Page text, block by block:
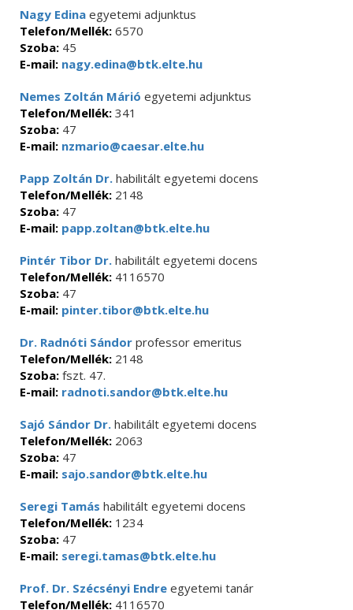
Nagy Edina egyetemi adjunktus
Telefon/Mellék: 6570
Szoba: 45
E-mail: nagy.edina@btk.elte.hu
Nemes Zoltán Márió egyetemi adjunktus
Telefon/Mellék: 341
Szoba: 47
E-mail: nzmario@caesar.elte.hu
Papp Zoltán Dr. habilitált egyetemi docens
Telefon/Mellék: 2148
Szoba: 47
E-mail: papp.zoltan@btk.elte.hu
Pintér Tibor Dr. habilitált egyetemi docens
Telefon/Mellék: 4116570
Szoba: 47
E-mail: pinter.tibor@btk.elte.hu
Dr. Radnóti Sándor professor emeritus
Telefon/Mellék: 2148
Szoba: fszt. 47.
E-mail: radnoti.sandor@btk.elte.hu
Sajó Sándor Dr. habilitált egyetemi docens
Telefon/Mellék: 2063
Szoba: 47
E-mail: sajo.sandor@btk.elte.hu
Seregi Tamás habilitált egyetemi docens
Telefon/Mellék: 1234
Szoba: 47
E-mail: seregi.tamas@btk.elte.hu
Prof. Dr. Szécsényi Endre egyetemi tanár
Telefon/Mellék: 4116570